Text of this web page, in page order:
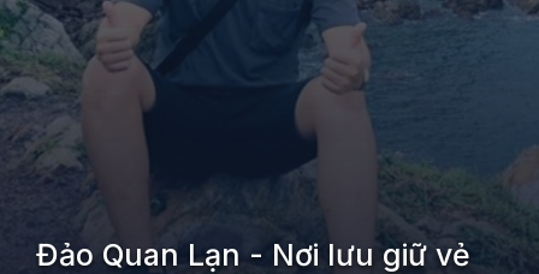
Đảo Quan Lạn - Nơi lưu giữ vẻ